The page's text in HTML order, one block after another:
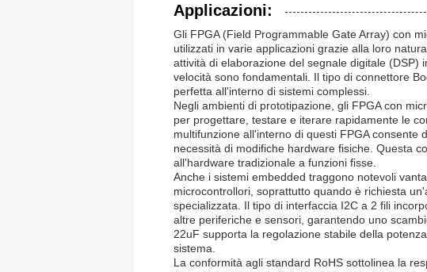
Applicazioni:
Gli FPGA (Field Programmable Gate Array) con
utilizzati in varie applicazioni grazie alla loro
attività di elaborazione del segnale digitale
velocità sono fondamentali. Il tipo di connettore
perfetta all'interno di sistemi complessi.
Negli ambienti di prototipazione, gli FPGA con
per progettare, testare e iterare rapidamente le
multifunzione all'interno di questi FPGA
necessità di modifiche hardware fisiche. Questa
all'hardware tradizionale a funzioni fisse.
Anche i sistemi embedded traggono notevoli
microcontrollori, soprattutto quando è richiesta
specializzata. Il tipo di interfaccia I2C a 2 fili
altre periferiche e sensori, garantendo uno
22uF supporta la regolazione stabile della
sistema.
La conformità agli standard RoHS sottolinea la